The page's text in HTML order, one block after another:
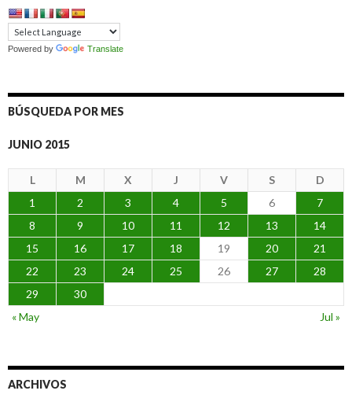
Powered by Translate
BÚSQUEDA POR MES
JUNIO 2015
L M X J V S
D
1
2 3 4 5 6
7
8
9 10 11 12 13
14
15
16 17 18 19 20
21
22
23 24 25 26 27
28
29
30
« May
Jul »
ARCHIVOS